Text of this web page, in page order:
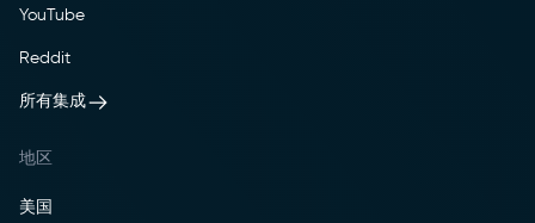
YouTube
Reddit
所有集成
地区
美国